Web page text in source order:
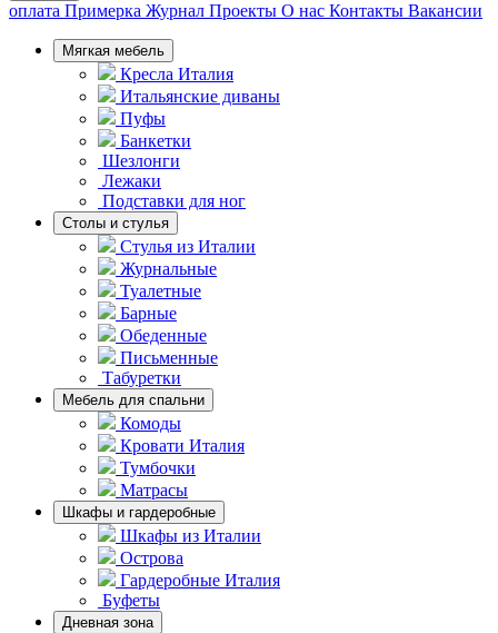
оплата Примерка Журнал Проекты О нас Контакты Вакансии
Мягкая мебель
Кресла Италия
Итальянские диваны
Пуфы
Банкетки
Шезлонги
Лежаки
Подставки для ног
Столы и стулья
Стулья из Италии
Журнальные
Туалетные
Барные
Обеденные
Письменные
Табуретки
Мебель для спальни
Комоды
Кровати Италия
Тумбочки
Матрасы
Шкафы и гардеробные
Шкафы из Италии
Острова
Гардеробные Италия
Буфеты
Дневная зона